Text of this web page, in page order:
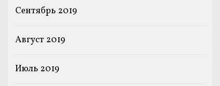
Сентябрь 2019
Август 2019
Июль 2019